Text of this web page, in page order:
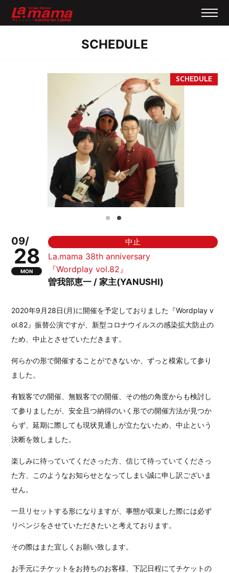
SCHEDULE
09/
28
MON
中止
La.mama 38th anniversary
『Wordplay vol.82』
曽我部恵一 / 家主(YANUSHI)
2020年9月28日(月)に開催を予定しておりました『Wordplay v
ol.82』振替公演ですが、新型コロナウイルスの感染拡大防止の
ため、中止とさせていただきます。
何らかの形で開催することができないか、ずっと模索して参り
ました。
有観客での開催、無観客での開催、その他の角度からも検討し
て参りましたが、安全且つ納得のいく形での開催方法が見つか
らず、延期に際しても現状見通しが立たないため、中止という
決断を致しました。
楽しみに待っていてくださった方、信じて待っていてくださっ
た方、このようなお知らせとなってしまい誠に申し訳ございま
せん。
一旦リセットする形になりますが、事態が収束した際には必ず
リベンジをさせていただきたいと考えております。
その際はまた宜しくお願い致します。
お手元にチケットをお持ちのお客様、下記日程にてチケットの